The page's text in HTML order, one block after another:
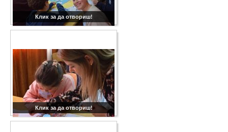
Клик за да отвориш!
Клик за да отвориш!